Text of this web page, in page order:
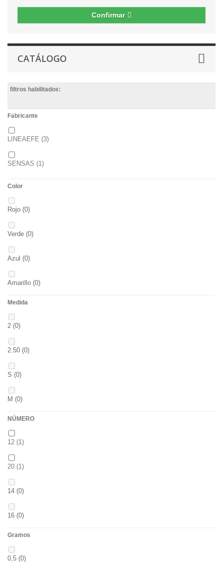
Confirmar
CATÁLOGO
filtros habilitados:
Fabricante
LINEAEFE (3)
SENSAS (1)
Color
Rojo (0)
Verde (0)
Azul (0)
Amarillo (0)
02(0)
(0)
(0)
BLACK & RED
PANTHER
36(0)
P(0)
14(0)
42(0)
38(0)
Medida
2 (0)
2.50 (0)
S (0)
M (0)
L(0)
20MM
3 M (0)
240(0)
400(0)
14MM
NÚMERO
12 (1)
20 (1)
14 (0)
16 (0)
18 (0)
Gramos
0,5 (0)